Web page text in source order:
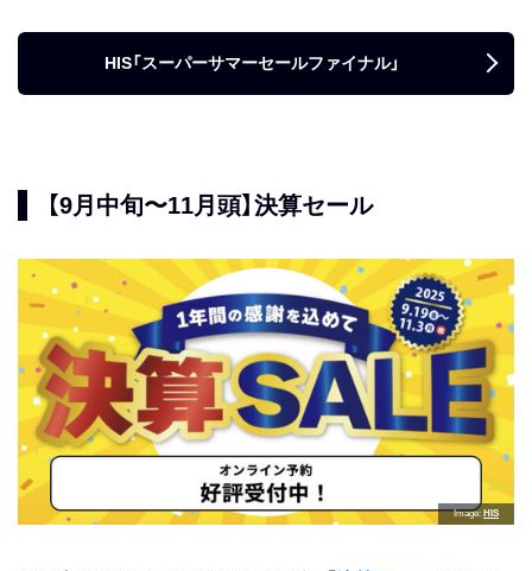
HIS「スーパーサマーセールファイナル」
【9月中旬〜11月頭】決算セール
Image HIS